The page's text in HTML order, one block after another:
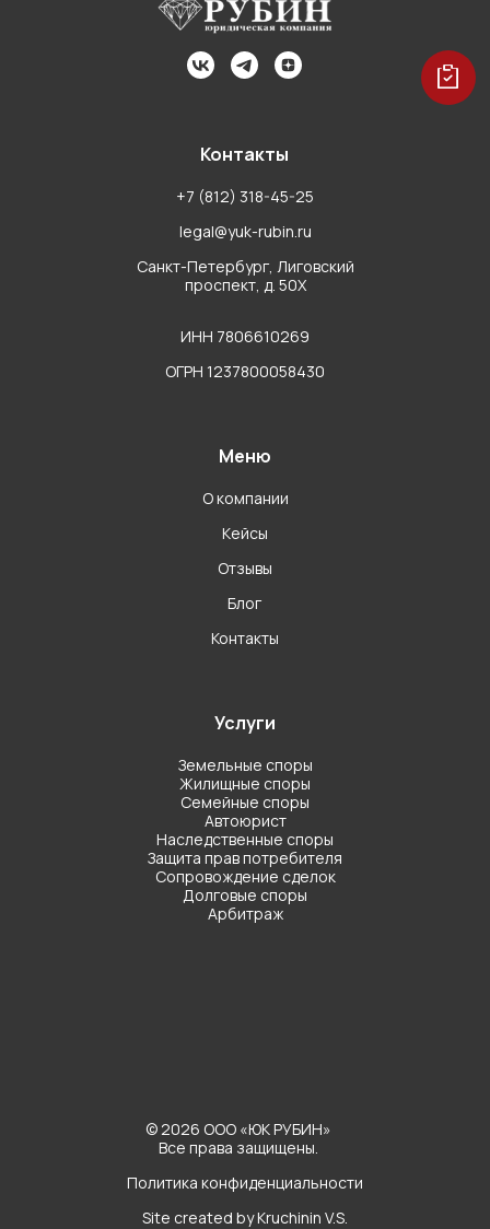
© 2026 ООО «ЮК РУБИН»
Все права защищены.
Site created by Kruchinin V.S.
Политика конфиденциальности
ОГРН 1237800058430
ИНН 7806610269
Контакты
+7 (812) 318-45-25
legal@yuk-rubin.ru
Санкт-Петербург, Лиговский
проспект, д. 50Х
Меню
О компании
Кейсы
Отзывы
Блог
Контакты
Земельные споры
Жилищные споры
Семейные споры
Автоюрист
Наследственные споры
Защита прав потребителя
Сопровождение сделок
Долговые споры
Арбитраж
Услуги